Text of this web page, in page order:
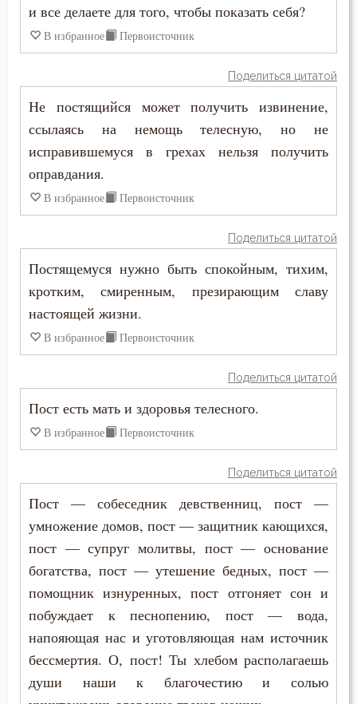
и все делаете для того, чтобы показать себя?
В избранное Первоисточник
Поделиться цитатой
Не постящийся может получить извинение,
ссылаясь на немощь телесную, но не
исправившемуся в грехах нельзя получить
оправдания.
В избранное Первоисточник
Поделиться цитатой
Постящемуся нужно быть спокойным, тихим,
кротким, смиренным, презирающим славу
настоящей жизни.
В избранное Первоисточник
Поделиться цитатой
Пост есть мать и здоровья телесного.
В избранное Первоисточник
Поделиться цитатой
Пост — собеседник девственниц, пост —
умножение домов, пост — защитник кающихся,
пост — супруг молитвы, пост — основание
богатства, пост — утешение бедных, пост —
помощник изнуренных, пост отгоняет сон и
побуждает к песнопению, пост — вода,
напояющая нас и уготовляющая нам источник
бессмертия. О, пост! Ты хлебом располагаешь
души наши к благочестию и солью